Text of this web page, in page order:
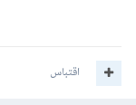
اقتباس